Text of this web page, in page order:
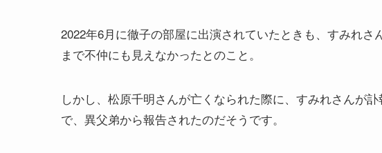
2022年6月に徹子の部屋に出演されていたときも、すみれ
まで不仲にも見えなかったとのこと。
しかし、松原千明さんが亡くなられた際に、すみれさんが
で、異父弟から報告されたのだそうです。